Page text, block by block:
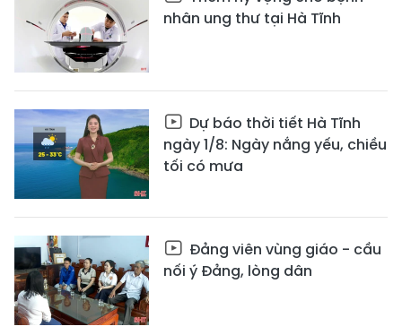
nhân ung thư tại Hà Tĩnh
Dự báo thời tiết Hà Tĩnh
ngày 1/8: Ngày nắng yếu, chiều
tối có mưa
Đảng viên vùng giáo - cầu
nối ý Đảng, lòng dân